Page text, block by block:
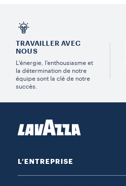
TRAVAILLER AVEC
NOUS
L'énergie, l'enthousiasme et
la détermination de notre
équipe sont la clé de notre
succès.
L’ENTREPRISE